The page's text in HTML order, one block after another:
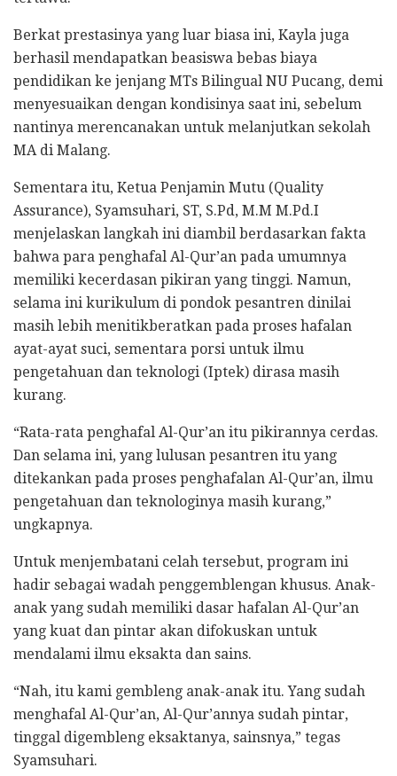
​Berkat prestasinya yang luar biasa ini, Kayla juga
berhasil mendapatkan beasiswa bebas biaya
pendidikan ke jenjang MTs Bilingual NU Pucang, demi
menyesuaikan dengan kondisinya saat ini, sebelum
nantinya merencanakan untuk melanjutkan sekolah
MA di Malang.
Sementara itu, Ketua Penjamin Mutu (Quality
Assurance), Syamsuhari, ST, S.Pd, M.M M.Pd.I
menjelaskan langkah ini diambil berdasarkan fakta
bahwa para penghafal Al-Qur’an pada umumnya
memiliki kecerdasan pikiran yang tinggi. Namun,
selama ini kurikulum di pondok pesantren dinilai
masih lebih menitikberatkan pada proses hafalan
ayat-ayat suci, sementara porsi untuk ilmu
pengetahuan dan teknologi (Iptek) dirasa masih
kurang.
​“Rata-rata penghafal Al-Qur’an itu pikirannya cerdas.
Dan selama ini, yang lulusan pesantren itu yang
ditekankan pada proses penghafalan Al-Qur’an, ilmu
pengetahuan dan teknologinya masih kurang,”
ungkapnya.
​Untuk menjembatani celah tersebut, program ini
hadir sebagai wadah penggemblengan khusus. Anak-
anak yang sudah memiliki dasar hafalan Al-Qur’an
yang kuat dan pintar akan difokuskan untuk
mendalami ilmu eksakta dan sains.
​“Nah, itu kami gembleng anak-anak itu. Yang sudah
menghafal Al-Qur’an, Al-Qur’annya sudah pintar,
tinggal digembleng eksaktanya, sainsnya,” tegas
Syamsuhari.